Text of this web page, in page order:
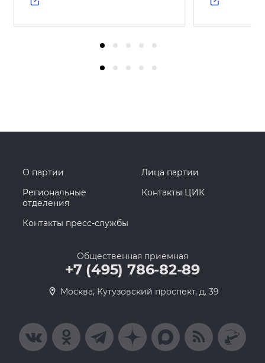
О партии
Лица партии
Региональные
отделения
Контакты ЦИК
Контакты пресс-службы
Общественная приемная
+7 (495) 786-82-89
Москва, Кутузовский проспект, д. 39